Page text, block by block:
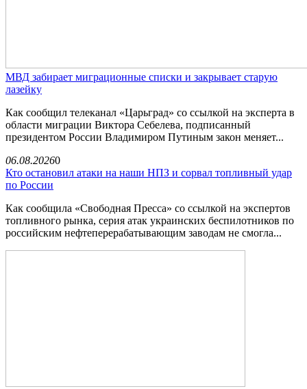
МВД забирает миграционные списки и закрывает старую
лазейку
Как сообщил телеканал «Царьград» со ссылкой на эксперта в
области миграции Виктора Себелева, подписанный
президентом России Владимиром Путиным закон меняет...
06.08.20260
Кто остановил атаки на наши НПЗ и сорвал топливный удар
по России
Как сообщила «Свободная Пресса» со ссылкой на экспертов
топливного рынка, серия атак украинских беспилотников по
российским нефтеперерабатывающим заводам не смогла...